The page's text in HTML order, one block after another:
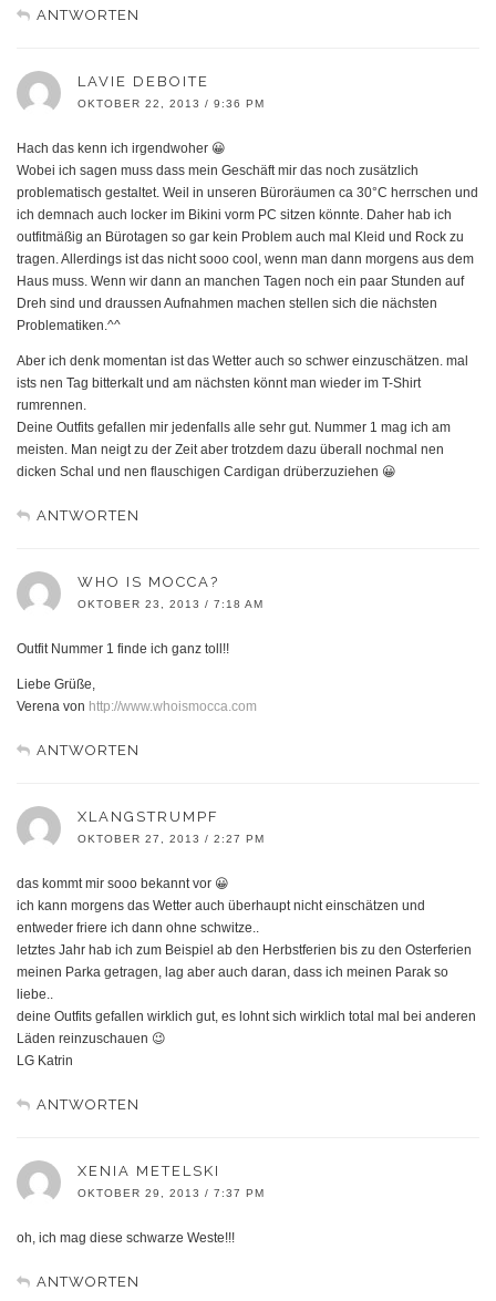
ANTWORTEN
LAVIE DEBOITE
OKTOBER 22, 2013 / 9:36 PM
Hach das kenn ich irgendwoher 😀
Wobei ich sagen muss dass mein Geschäft mir das noch zusätzlich
problematisch gestaltet. Weil in unseren Büroräumen ca 30°C herrschen und
ich demnach auch locker im Bikini vorm PC sitzen könnte. Daher hab ich
outfitmäßig an Bürotagen so gar kein Problem auch mal Kleid und Rock zu
tragen. Allerdings ist das nicht sooo cool, wenn man dann morgens aus dem
Haus muss. Wenn wir dann an manchen Tagen noch ein paar Stunden auf
Dreh sind und draussen Aufnahmen machen stellen sich die nächsten
Problematiken.^^
Aber ich denk momentan ist das Wetter auch so schwer einzuschätzen. mal
ists nen Tag bitterkalt und am nächsten könnt man wieder im T-Shirt
rumrennen.
Deine Outfits gefallen mir jedenfalls alle sehr gut. Nummer 1 mag ich am
meisten. Man neigt zu der Zeit aber trotzdem dazu überall nochmal nen
dicken Schal und nen flauschigen Cardigan drüberzuziehen 😀
ANTWORTEN
WHO IS MOCCA?
OKTOBER 23, 2013 / 7:18 AM
Outfit Nummer 1 finde ich ganz toll!!
Liebe Grüße,
Verena von http://www.whoismocca.com
ANTWORTEN
XLANGSTRUMPF
OKTOBER 27, 2013 / 2:27 PM
das kommt mir sooo bekannt vor 😀
ich kann morgens das Wetter auch überhaupt nicht einschätzen und
entweder friere ich dann ohne schwitze..
letztes Jahr hab ich zum Beispiel ab den Herbstferien bis zu den Osterferien
meinen Parka getragen, lag aber auch daran, dass ich meinen Parak so
liebe..
deine Outfits gefallen wirklich gut, es lohnt sich wirklich total mal bei anderen
Läden reinzuschauen 😉
LG Katrin
ANTWORTEN
XENIA METELSKI
OKTOBER 29, 2013 / 7:37 PM
oh, ich mag diese schwarze Weste!!!
ANTWORTEN